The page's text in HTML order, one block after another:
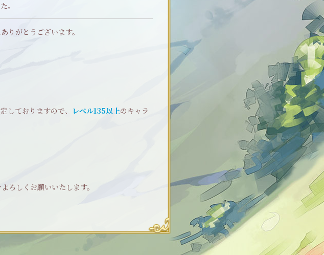
。
りがとうございます。
しておりますので、 レベル135以上のキャラ
ろしくお願いいたします。